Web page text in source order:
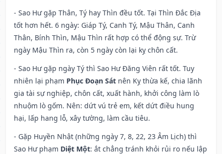
- Sao Hư gặp Thân, Tý hay Thìn đều tốt. Tại Thìn Đắc Địa
tốt hơn hết. 6 ngày: Giáp Tý, Canh Tý, Mậu Thân, Canh
Thân, Bính Thìn, Mậu Thìn rất hợp có thể động sự. Trừ
ngày Mậu Thìn ra, còn 5 ngày còn lại kỵ chôn cất.
- Sao Hư gặp ngày Tý thì Sao Hư Đăng Viên rất tốt. Tuy
nhiên lại phạm Phục Đoạn Sát nên Kỵ thừa kế, chia lãnh
gia tài sự nghiệp, chôn cất, xuất hành, khởi công làm lò
nhuộm lò gốm. Nên: dứt vú trẻ em, kết dứt điều hung
hại, lấp hang lỗ, xây tường, làm cầu tiêu.
- Gặp Huyền Nhật (những ngày 7, 8, 22, 23 Âm Lịch) thì
Sao Hư phạm Diệt Một: ắt chẳng tránh khỏi rủi ro nếu lập